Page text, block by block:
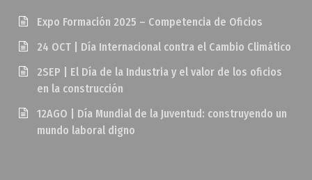
Expo Formación 2025 – Competencia de Oficios
24 OCT | Día Internacional contra el Cambio Climático
2SEP | El Día de la Industria y el valor de los oficios
en la construcción
12AGO | Día Mundial de la Juventud: construyendo un
mundo laboral digno